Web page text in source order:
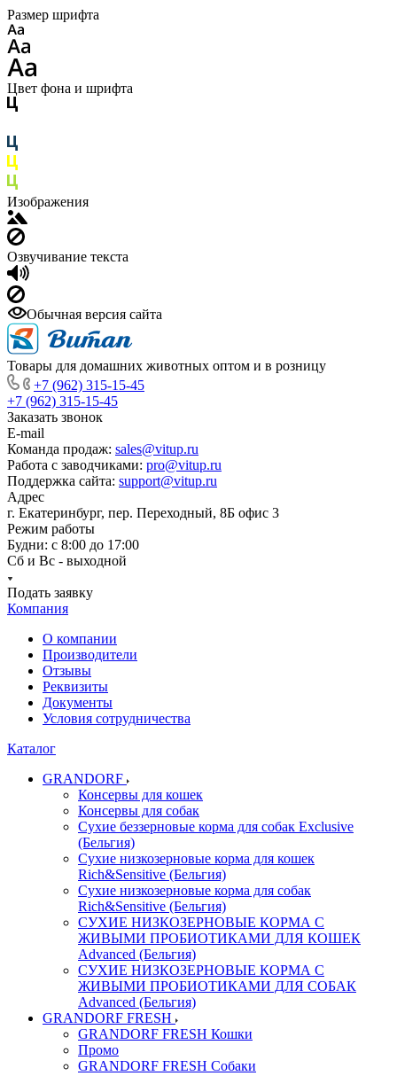
Размер шрифта
Цвет фона и шрифта
Изображения
Озвучивание текста
Обычная версия сайта
Товары для домашних животных оптом и в розницу
+7 (962) 315-15-45
+7 (962) 315-15-45
Заказать звонок
E-mail
Команда продаж: sales@vitup.ru
Работа с заводчиками: pro@vitup.ru
Поддержка сайта: support@vitup.ru
Адрес
г. Екатеринбург, пер. Переходный, 8Б офис 3
Режим работы
Будни: с 8:00 до 17:00
Сб и Вс - выходной
Подать заявку
Компания
О компании
Производители
Отзывы
Реквизиты
Документы
Условия сотрудничества
Каталог
GRANDORF
Консервы для кошек
Консервы для собак
Сухие беззерновые корма для собак Exclusive
(Бельгия)
Сухие низкозерновые корма для кошек
Rich&Sensitive (Бельгия)
Сухие низкозерновые корма для собак
Rich&Sensitive (Бельгия)
СУХИЕ НИЗКОЗЕРНОВЫЕ КОРМА С
ЖИВЫМИ ПРОБИОТИКАМИ ДЛЯ КОШЕК
Advanced (Бельгия)
СУХИЕ НИЗКОЗЕРНОВЫЕ КОРМА С
ЖИВЫМИ ПРОБИОТИКАМИ ДЛЯ СОБАК
Advanced (Бельгия)
GRANDORF FRESH
GRANDORF FRESH Кошки
Промо
GRANDORF FRESH Собаки